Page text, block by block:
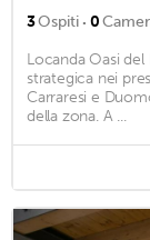
3Ospiti · 0
Locanda Oasi
strategica nei
Carraresi e
della zona. A ...